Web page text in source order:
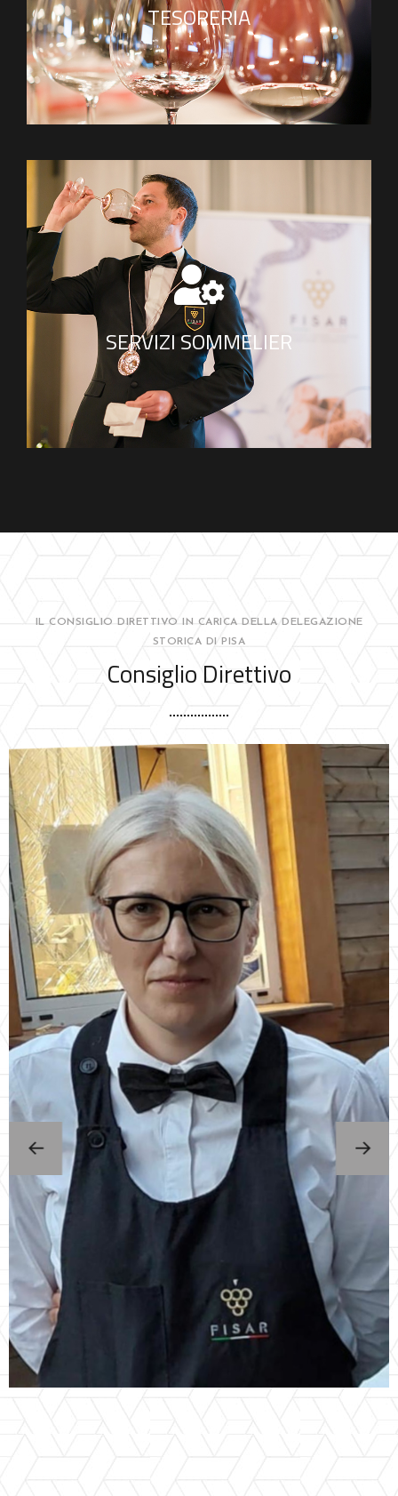
tesoreria@fisarpisa.it
per contattare la
nostra Tesoreria
TESORERIA
Per i servizi scrivi all'indirizzo email
responsabilesommelier@fisarpisa.it
e parla con il Responsabile Sommelier
SERVIZI SOMMELIER
IL CONSIGLIO DIRETTIVO IN CARICA DELLA DELEGAZIONE
STORICA DI PISA
Consiglio Direttivo